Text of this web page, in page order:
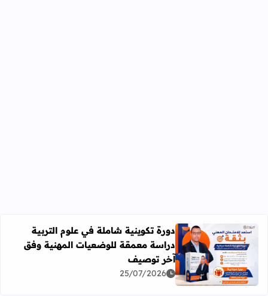
اقرأ المزيد عن دورة تكوينية شاملة في علوم التربية
دورة تكوينية شاملة في علوم التربية
دراسة معمقة للوضعيات المهنية وفق
آخر توصيف
25/07/2026